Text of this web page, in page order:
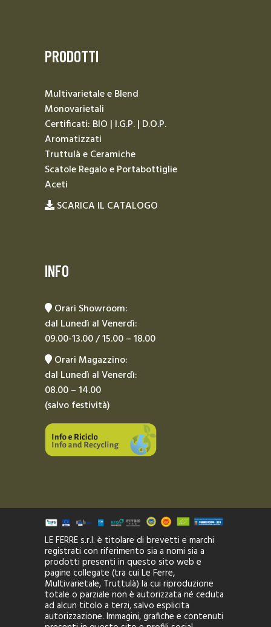
PRODOTTI
Multivarietale e Blend
Monovarietali
Certificati: BIO | I.G.P. | D.O.P.
Aromatizzati
Truttulà e Ceramiche
Scatole Regalo e Portabottiglie
Aceti
SCARICA IL CATALOGO
INFO
Orari Showroom:
dal Lunedì al Venerdì:
09.00-13.00 / 15.00 – 18.00
Orari Magazzino:
dal Lunedì al Venerdì:
08.00 – 14.00
(salvo festività)
LE FERRE s.r.l. è titolare di brevetti e marchi
registrati con riferimento sia a nomi sia a
prodotti presenti in questo sito web e
pagine collegate (tra cui Le Ferre,
Multivarietale, Truttulà) la cui riproduzione
totale o parziale non è autorizzata né ceduta
ad alcun titolo a terzi, salvo esplicita
autorizzazione. Immagini, grafiche e contenuti